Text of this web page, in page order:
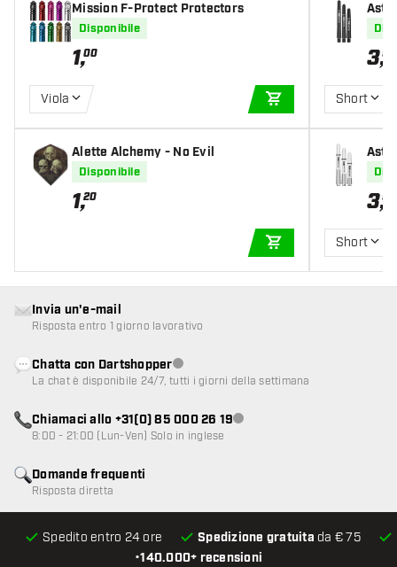
Mission F-Protect Protectors
Disponibile
1,00
Viola
AGGIUNGI AL
Alette Alchemy - No Evil
Disponibile
1,20
AGGIUNGI AL
3,95
Short
3,95
Short
•140.000+ recensioni
Spedito entro 24 ore Spedizione gratuita da € 75
Domande frequenti
Risposta diretta
Invia un'e-mail
Risposta entro 1 giorno lavorativo
Chatta con DartshopperServizio clienti non disponibile
La chat è disponibile 24/7, tutti i giorni della settimana
Chiamaci allo +31(0) 85 000 26 19Servizio clienti non disponibile
8:00 - 21:00 (Lun-Ven) Solo in inglese